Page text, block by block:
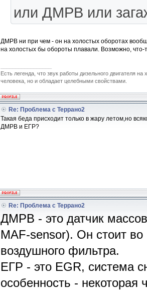
или ДМРВ или
ДМРВ ни при чем - он на холостых оборотах
на холостых бы обороты плавали. Возможно, что-
Есть легенда, что звук работы дизельного двигателя
человека, но и обладает целебными свойствами.
Re: Проблема с Террано2
Такая беда присходит только в жару летом,но
ДМРВ и ЕГР?
Re: Проблема с Террано2
ДМРВ - это датчик
MAF-sensor). Он стоит
воздушного фильтра.
ЕГР - это EGR, система
особенность - некоторая